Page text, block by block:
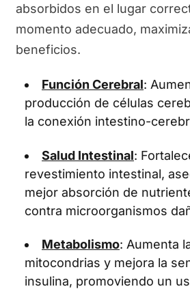
absorbidos en el lugar
momento adecuado,
beneficios.
Función Cerebral:
producción de células
la conexión intestino-
Salud Intestinal:
revestimiento intestinal,
mejor absorción de
contra microorganismos
Metabolismo: Aumenta
mitocondrias y mejora la
insulina, promoviendo un